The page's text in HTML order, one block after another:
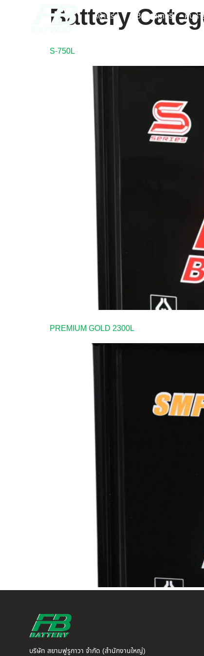
หน้าแรก FB แบตเตอรี่ ค้นหา
Battery
S-750L
PREMIUM GOLD 2300L
บริษัท สยามฟูรูกาวา จำกัด (สำนักงานใหญ่)